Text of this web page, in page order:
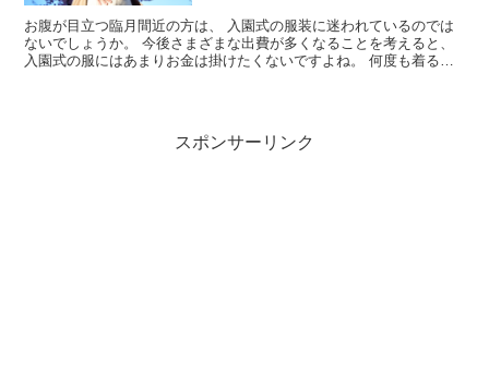
お腹が目立つ臨月間近の方は、 入園式の服装に迷われているのでは
ないでしょうか。 今後さまざまな出費が多くなることを考えると、
入園式の服にはあまりお金は掛けたくないですよね。 何度も着る服
スポンサーリンク